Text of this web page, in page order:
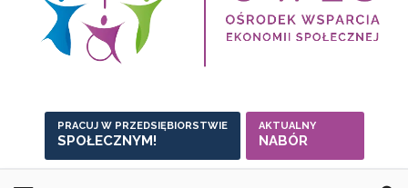
PRACUJ W PRZEDSIĘBIORSTWIE
SPOŁECZNYM!
AKTUALNY
NABÓR